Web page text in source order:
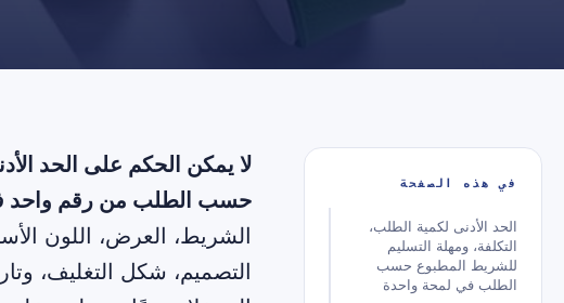
في هذه الصفحة
الحد الأدنى لكمية الطلب،
التكلفة، ومهلة التسليم
للشريط المطبوع حسب
الطلب في لمحة واحدة
لا يمكن الحكم على الحد
حسب الطلب من رقم واحد
الشريط، العرض، اللون
التصميم، شكل التغليف،